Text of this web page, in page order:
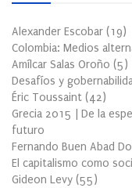
Alexander Escobar (19)
Colombia: Medios
Amílcar Salas Oroño (5)
Desafíos y
Éric Toussaint (42)
Grecia 2015 | De la
futuro
Fernando Buen Abad
El capitalismo como
Gideon Levy (55)